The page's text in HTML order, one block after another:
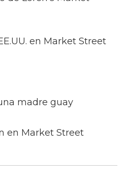
en Market Street
madre guay
en Market Street